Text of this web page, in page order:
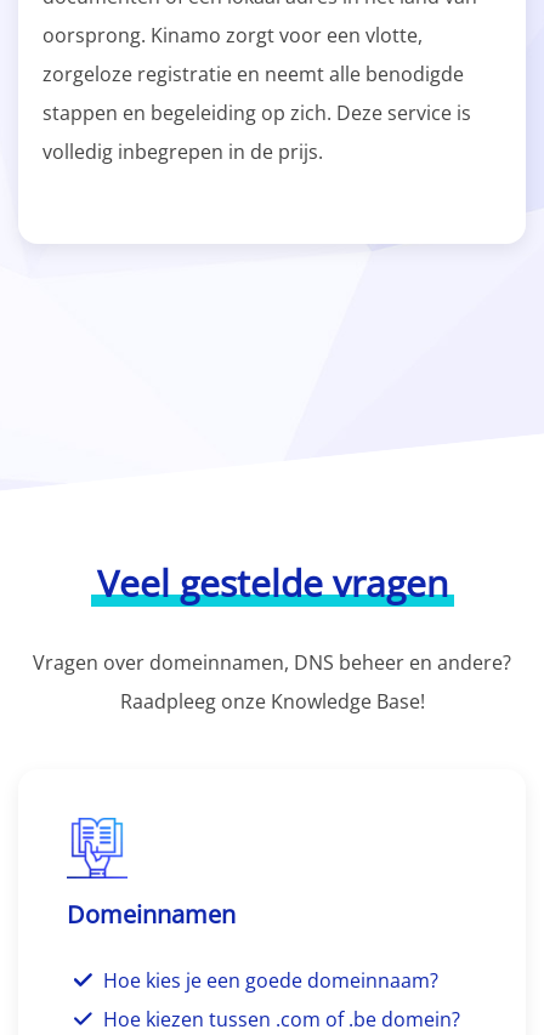
oorsprong. Kinamo zorgt voor een vlotte,
zorgeloze registratie en neemt alle benodigde
stappen en begeleiding op zich. Deze service is
volledig inbegrepen in de prijs.
Veel gestelde vragen
Vragen over domeinnamen, DNS beheer en andere?
Raadpleeg onze Knowledge Base!
Domeinnamen
Hoe kies je een goede domeinnaam?
Hoe kiezen tussen .com of .be domein?